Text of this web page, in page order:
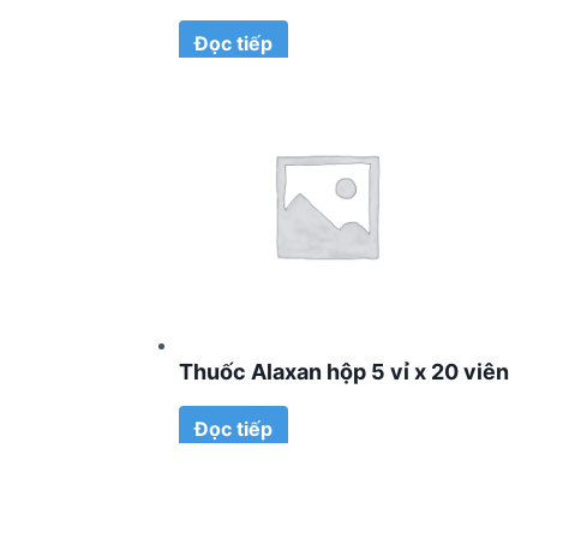
Đọc tiếp
Thuốc Alaxan hộp 5 vỉ x 20 viên
Đọc tiếp